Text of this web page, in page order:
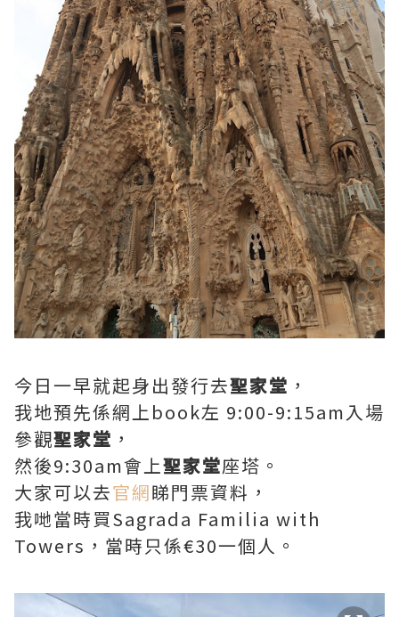
今日一早就起身出發行去聖家堂 ，
我地預先係網上book左 9:00-9:15am入場
參觀聖家堂 ，
然後9:30am會上聖家堂座塔。
大家可以去官網睇門票資料，
我哋當時買Sagrada Familia with
Towers，當時只係€30一個人。